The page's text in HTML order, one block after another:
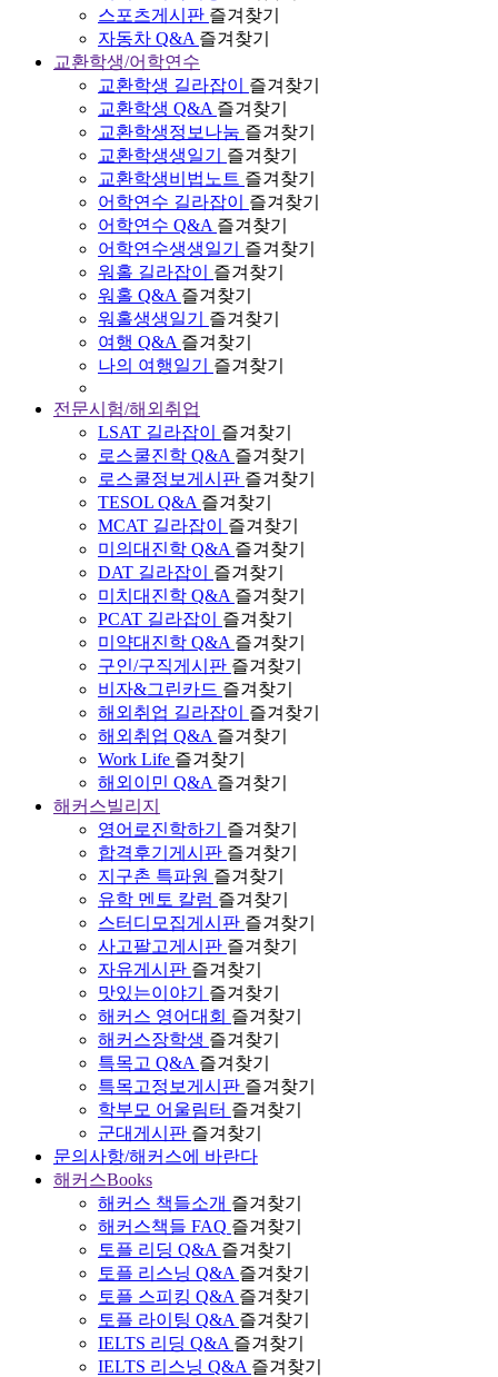
스포츠게시판 즐겨찾기
자동차 Q&A 즐겨찾기
교환학생/어학연수
교환학생 길라잡이
즐겨찾기
교환학생 Q&A 즐겨찾기
교환학생정보나눔 즐겨찾기
교환학생생일기
즐겨찾기
교환학생비법노트 즐겨찾기
어학연수 길라잡이
즐겨찾기
어학연수 Q&A 즐겨찾기
어학연수생생일기
즐겨찾기
워홀 길라잡이
즐겨찾기
워홀 Q&A 즐겨찾기
워홀생생일기
즐겨찾기
여행 Q&A 즐겨찾기
나의 여행일기
즐겨찾기
전문시험/해외취업
LSAT 길라잡이
즐겨찾기
로스쿨진학 Q&A 즐겨찾기
로스쿨정보게시판 즐겨찾기
TESOL Q&A 즐겨찾기
MCAT 길라잡이
즐겨찾기
미의대진학 Q&A 즐겨찾기
DAT 길라잡이
즐겨찾기
미치대진학 Q&A 즐겨찾기
PCAT 길라잡이
즐겨찾기
미약대진학 Q&A 즐겨찾기
구인/구직게시판 즐겨찾기
비자&그린카드 즐겨찾기
해외취업 길라잡이
즐겨찾기
해외취업 Q&A 즐겨찾기
Work Life 즐겨찾기
해외이민 Q&A 즐겨찾기
해커스빌리지
영어로진학하기
즐겨찾기
합격후기게시판 즐겨찾기
지구촌 특파원 즐겨찾기
유학 멘토 칼럼 즐겨찾기
스터디모집게시판 즐겨찾기
사고팔고게시판 즐겨찾기
자유게시판 즐겨찾기
맛있는이야기
즐겨찾기
해커스 영어대회 즐겨찾기
해커스장학생 즐겨찾기
특목고 Q&A 즐겨찾기
특목고정보게시판 즐겨찾기
학부모 어울림터 즐겨찾기
군대게시판 즐겨찾기
문의사항/해커스에 바란다
해커스Books
해커스 책들소개 즐겨찾기
해커스책들 FAQ 즐겨찾기
토플 리딩 Q&A 즐겨찾기
토플 리스닝 Q&A 즐겨찾기
토플 스피킹 Q&A 즐겨찾기
토플 라이팅 Q&A 즐겨찾기
IELTS 리딩 Q&A 즐겨찾기
IELTS 리스닝 Q&A 즐겨찾기